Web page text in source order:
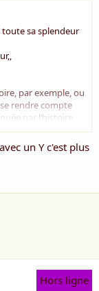
sa splendeur
par exemple, ou
rendre compte
par l’histoire,
Pour
sont acceptées :
un Y c'est plus
Hors ligne